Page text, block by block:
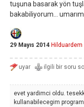
tuşuna basarak yön
bakabiliyorum...
29 Mayıs 2014 Hilduardem
evet yardimci oldu.
kullanabilecegim